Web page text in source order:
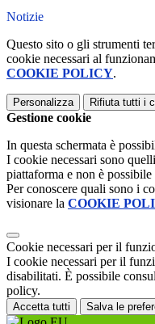
Notizie
Questo sito o gli strumenti
cookie necessari al
COOKIE POLICY.
Personalizza Rifiuta tutti i
Gestione cookie
In questa schermata è
I cookie necessari sono
piattaforma e non è
Per conoscere quali sono i
visionare la COOKIE
Cookie necessari per il
I cookie necessari per il
disabilitati. È possibile
policy.
Accetta tutti Salva le